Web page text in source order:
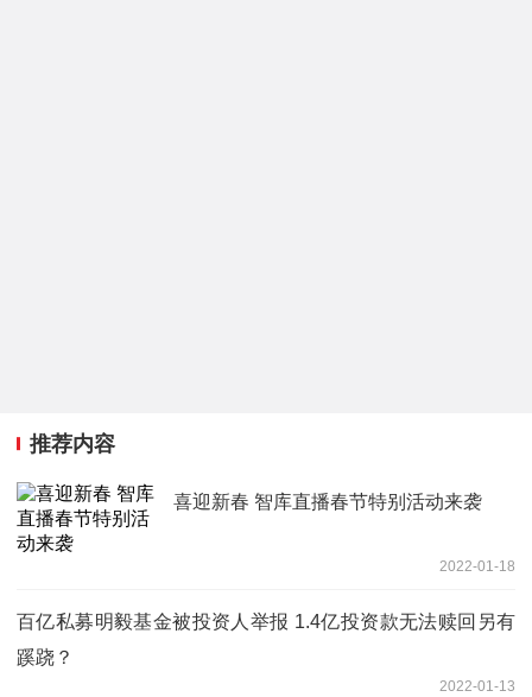
推荐内容
喜迎新春 智库直播春节特别活动来袭
2022-01-18
百亿私募明毅基金被投资人举报 1.4亿投资款无法赎回另有
蹊跷？
2022-01-13